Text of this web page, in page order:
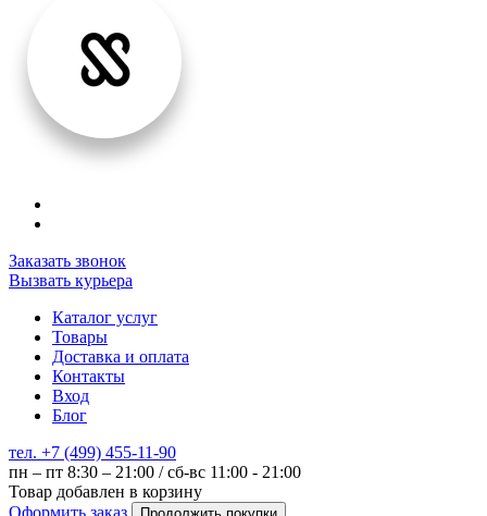
Заказать звонок
Вызвать курьера
Каталог услуг
Товары
Доставка и оплата
Контакты
Вход
Блог
тел. +7 (499) 455-11-90
пн – пт 8:30 – 21:00 / сб-вс 11:00 - 21:00
Товар добавлен в корзину
Оформить заказ